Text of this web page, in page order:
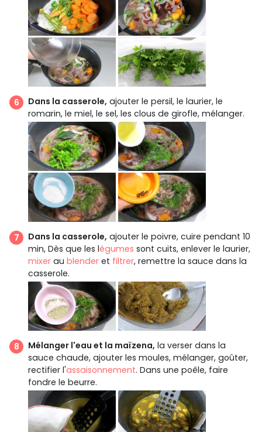
Dans la casserole, ajouter le persil, le laurier, le
romarin, le miel, le sel, les clous de girofle, mélanger.
Dans la casserole, ajouter le poivre, cuire pendant 10
min, Dès que les légumes sont cuits, enlever le laurier,
mixer au blender et filtrer, remettre la sauce dans la
casserole.
Mélanger l'eau et la maïzena, la verser dans la
sauce chaude, ajouter les moules, mélanger, goûter,
rectifier l'assaisonnement. Dans une poêle, faire
fondre le beurre.